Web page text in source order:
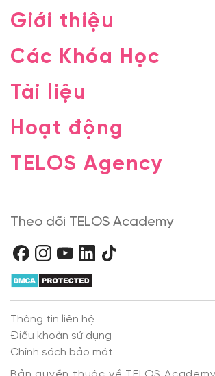
Giới thiệu
Các Khóa Học
Tài liệu
Hoạt động
TELOS Agency
Theo dõi TELOS Academy
Thông tin liên hệ
Điều khoản sử dụng
Chính sách bảo mật